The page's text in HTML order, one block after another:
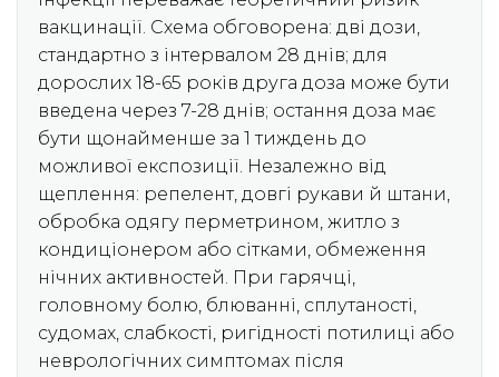
вакцинації. Схема обговорена: дві дози,
стандартно з інтервалом 28 днів; для
дорослих 18-65 років друга доза може бути
введена через 7-28 днів; остання доза має
бути щонайменше за 1 тиждень до
можливої експозиції. Незалежно від
щеплення: репелент, довгі рукави й штани,
обробка одягу перметрином, житло з
кондиціонером або сітками, обмеження
нічних активностей. При гарячці,
головному болю, блюванні, сплутаності,
судомах, слабкості, ригідності потилиці або
неврологічних симптомах після